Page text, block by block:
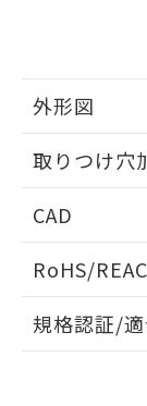
外形図
取りつけ穴
CAD
ドすること
RoHS/
EU RoHS 注
規格認証/
お
※
の
とがで
EU
もので
また、
物質の
荷製品
欄に対